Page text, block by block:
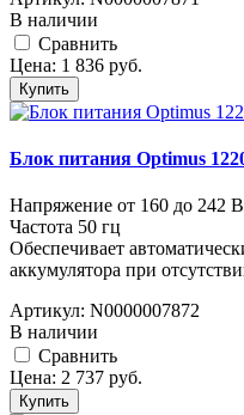
В наличии
Cравнить
Цена: 1 836 руб.
Купить
Блок питания Optimus
Напряжение от 160 до 242 В
Частота 50 гц
Обеспечивает
аккумулятора при
Артикул: N0000007872
В наличии
Cравнить
Цена: 2 737 руб.
Купить